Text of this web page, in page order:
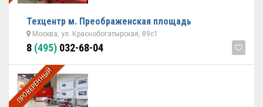
Техцентр м. Преображенская площадь
Москва, ул. Краснобогатырская, 89с1
8 (495) 032-68-04
ПРОВЕРЕННЫЙ